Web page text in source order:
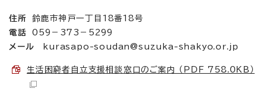
住所鈴鹿市神戸一丁目18番18号
電話059－373－5299
メール
kurasapo-soudan@suzuka-shakyo.or.jp
生活困窮者自立支援相談窓口のご案内 （PDF 758.0KB）